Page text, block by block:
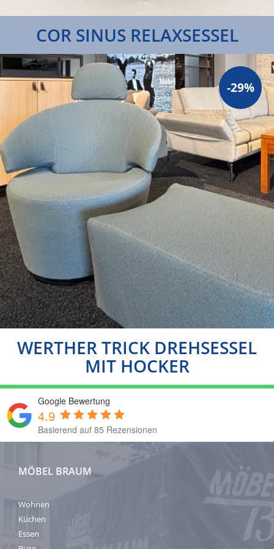
COR SINUS RELAXSESSEL
-29%
WERTHER TRICK DREHSESSEL
MIT HOCKER
Google Bewertung
4.9
Basierend auf 85 Rezensionen
MÖBEL BRAUM
Wohnen
Küchen
Essen